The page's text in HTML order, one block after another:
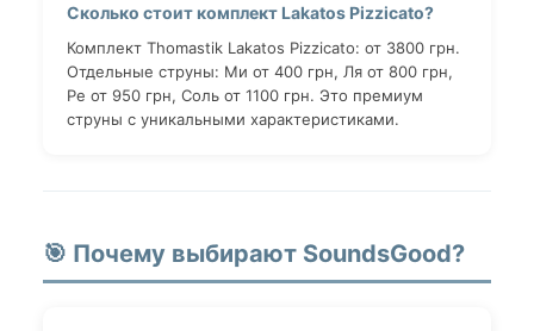
Сколько стоит комплект Lakatos Pizzicato?
Комплект Thomastik Lakatos Pizzicato: от 3800 грн.
Отдельные струны: Ми от 400 грн, Ля от 800 грн,
Ре от 950 грн, Соль от 1100 грн. Это премиум
струны с уникальными характеристиками.
🎯 Почему выбирают SoundsGood?